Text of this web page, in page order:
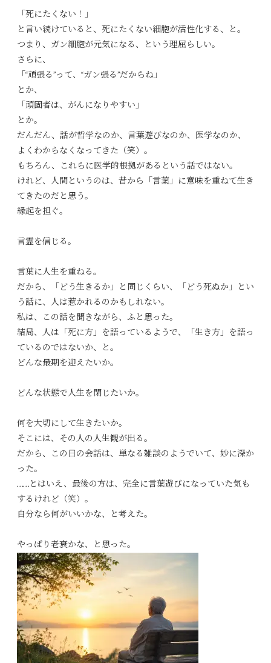
「死にたくない！」
と言い続けていると、死にたくない細胞が活性化する、と。
つまり、ガン細胞が元気になる、という理屈らしい。
さらに、
「“頑張る”って、“ガン張る”だからね」
とか、
「頑固者は、がんになりやすい」
とか。
だんだん、話が哲学なのか、言葉遊びなのか、医学なのか、
よくわからなくなってきた（笑）。
もちろん、これらに医学的根拠があるという話ではない。
けれど、人間というのは、昔から「言葉」に意味を重ねて生き
てきたのだと思う。
縁起を担ぐ。
言霊を信じる。
言葉に人生を重ねる。
だから、「どう生きるか」と同じくらい、「どう死ぬか」とい
う話に、人は惹かれるのかもしれない。
私は、この話を聞きながら、ふと思った。
結局、人は「死に方」を語っているようで、「生き方」を語っ
ているのではないか、と。
どんな最期を迎えたいか。
どんな状態で人生を閉じたいか。
何を大切にして生きたいか。
そこには、その人の人生観が出る。
だから、この日の会話は、単なる雑談のようでいて、妙に深か
った。
……とはいえ、最後の方は、完全に言葉遊びになっていた気も
するけれど（笑）。
自分なら何がいいかな、と考えた。
やっぱり老衰かな、と思った。